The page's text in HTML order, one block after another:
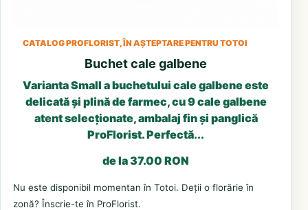
CATALOG PROFLORIST, ÎN AȘTEPTARE PENTRU TOTOI
Buchet cale galbene
Varianta Small a buchetului cale galbene este
delicată și plină de farmec, cu 9 cale galbene
atent selecționate, ambalaj fin și panglică
ProFlorist. Perfectă...
de la 37.00 RON
Nu este disponibil momentan în Totoi. Deții o florărie în
zonă? Înscrie-te în ProFlorist.